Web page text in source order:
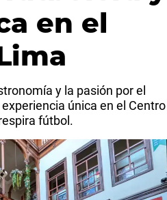
en el
y la pasión por el
única en el Centro
fútbol.